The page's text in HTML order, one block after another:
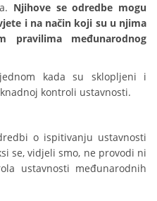
Njihove se odredbe mogu
i na način koji su u njima
pravilima međunarodnog
kada su sklopljeni i
kontroli ustavnosti.
o ispitivanju ustavnosti
se, vidjeli smo, ne provodi ni
ustavnosti međunarodnih